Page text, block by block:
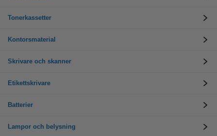
Tonerkassetter
Kontorsmaterial
Skrivare och skanner
Etikettskrivare
Batterier
Lampor och belysning